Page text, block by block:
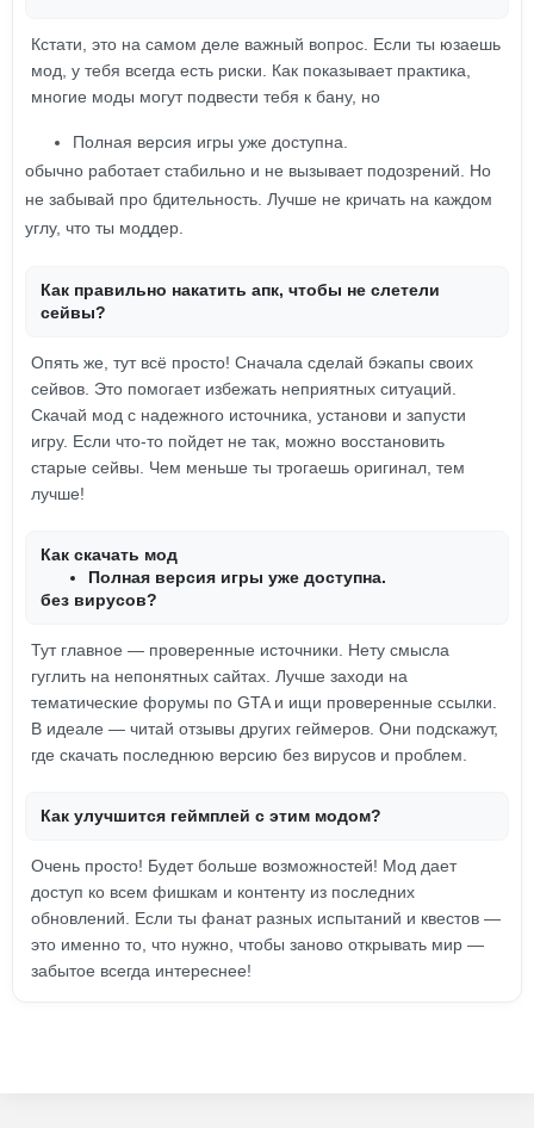
Кстати, это на самом деле важный вопрос. Если ты юзаешь
мод, у тебя всегда есть риски. Как показывает практика,
многие моды могут подвести тебя к бану, но
Полная версия игры уже доступна.
обычно работает стабильно и не вызывает подозрений. Но
не забывай про бдительность. Лучше не кричать на каждом
углу, что ты моддер.
Как правильно накатить апк, чтобы не слетели
сейвы?
Опять же, тут всё просто! Сначала сделай бэкапы своих
сейвов. Это помогает избежать неприятных ситуаций.
Скачай мод с надежного источника, установи и запусти
игру. Если что-то пойдет не так, можно восстановить
старые сейвы. Чем меньше ты трогаешь оригинал, тем
лучше!
Как скачать мод
Полная версия игры уже доступна.
без вирусов?
Тут главное — проверенные источники. Нету смысла
гуглить на непонятных сайтах. Лучше заходи на
тематические форумы по GTA и ищи проверенные ссылки.
В идеале — читай отзывы других геймеров. Они подскажут,
где скачать последнюю версию без вирусов и проблем.
Как улучшится геймплей с этим модом?
Очень просто! Будет больше возможностей! Мод дает
доступ ко всем фишкам и контенту из последних
обновлений. Если ты фанат разных испытаний и квестов —
это именно то, что нужно, чтобы заново открывать мир —
забытое всегда интереснее!